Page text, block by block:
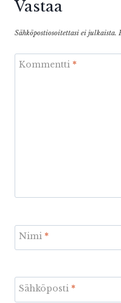
Vastaa
Sähköpostiosoitettasi ei julkaista.
Kommentti *
Nimi *
Sähköposti *